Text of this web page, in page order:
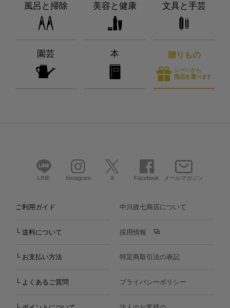
風呂と掃除 美容と健康 文具と手芸
園芸 本 贈りもの
シーンから
商品を選べます
LINE Instagram X Facebook メールマガジン
ご利用ガイド
└ 送料について
└ お支払い方法
└ よくあるご質問
中川政七商店について
採用情報
特定商取引法の表記
プライバシーポリシー